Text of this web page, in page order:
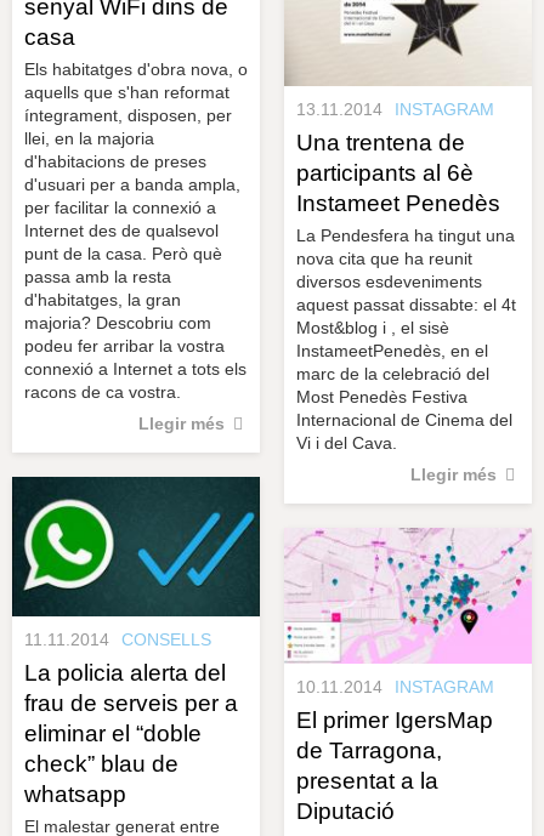
senyal WiFi dins de
casa
Els habitatges d'obra nova, o
aquells que s'han reformat
íntegrament, disposen, per
llei, en la majoria
d'habitacions de preses
d'usuari per a banda ampla,
per facilitar la connexió a
Internet des de qualsevol
punt de la casa. Però què
passa amb la resta
d'habitatges, la gran
majoria? Descobriu com
podeu fer arribar la vostra
connexió a Internet a tots els
racons de ca vostra.
Llegir més
13.11.2014 INSTAGRAM
Una trentena de
participants al 6è
Instameet Penedès
La Pendesfera ha tingut una
nova cita que ha reunit
diversos esdeveniments
aquest passat dissabte: el 4t
Most&blog i , el sisè
InstameetPenedès, en el
marc de la celebració del
Most Penedès Festiva
Internacional de Cinema del
Vi i del Cava.
Llegir més
11.11.2014 CONSELLS
La policia alerta del
frau de serveis per a
eliminar el “doble
check” blau de
whatsapp
El malestar generat entre
10.11.2014 INSTAGRAM
El primer IgersMap
de Tarragona,
presentat a la
Diputació